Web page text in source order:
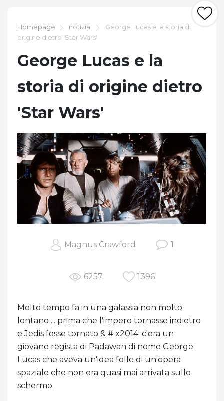
Homepage notizia
George Lucas e la storia di
origine dietro 'Star Wars'
George Lucas e la
storia di origine dietro
'Star Wars'
Magnus Crawford 1
6257 1396
Molto tempo fa in una galassia non molto
lontano ... prima che l'impero tornasse indietro
e Jedis fosse tornato & # x2014; c'era un
giovane regista di Padawan di nome George
Lucas che aveva un'idea folle di un'opera
spaziale che non era quasi mai arrivata sullo
schermo.